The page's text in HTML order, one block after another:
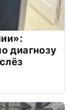
диагнозу